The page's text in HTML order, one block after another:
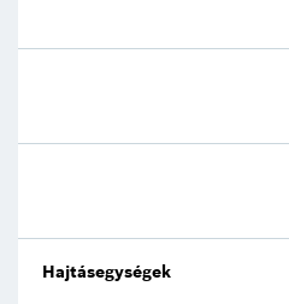
Hajtásegységek